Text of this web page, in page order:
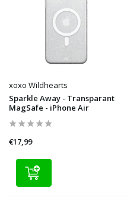
xoxo Wildhearts
Sparkle Away - Transparant
MagSafe - iPhone Air
€17,99